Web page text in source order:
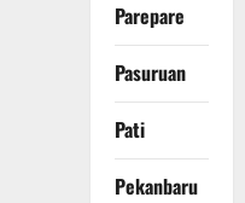
Parepare
Pasuruan
Pati
Pekanbaru